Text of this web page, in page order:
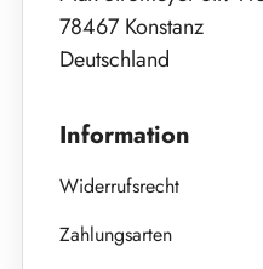
78467 Konstanz
Deutschland
Information
Widerrufsrecht
Zahlungsarten